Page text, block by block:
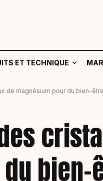
ET TECHNIQUE
de magnésium pour du bien-
bien-